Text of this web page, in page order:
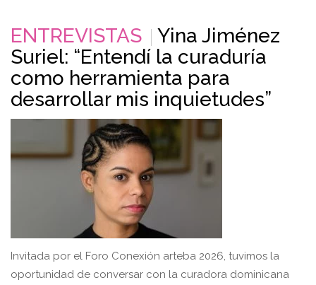
ENTREVISTAS
Yina Jiménez
Suriel: “Entendí la curaduría
como herramienta para
desarrollar mis inquietudes”
Invitada por el Foro Conexión arteba 2026, tuvimos la
oportunidad de conversar con la curadora dominicana